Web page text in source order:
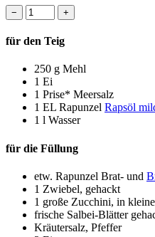
− +
für den Teig
250 g Mehl
1 Ei
1 Prise* Meersalz
1 EL Rapunzel Rapsöl
1 l Wasser
für die Füllung
etw. Rapunzel Brat- und
1 Zwiebel, gehackt
1 große Zucchini, in
frische Salbei-Blätter
Kräutersalz, Pfeffer